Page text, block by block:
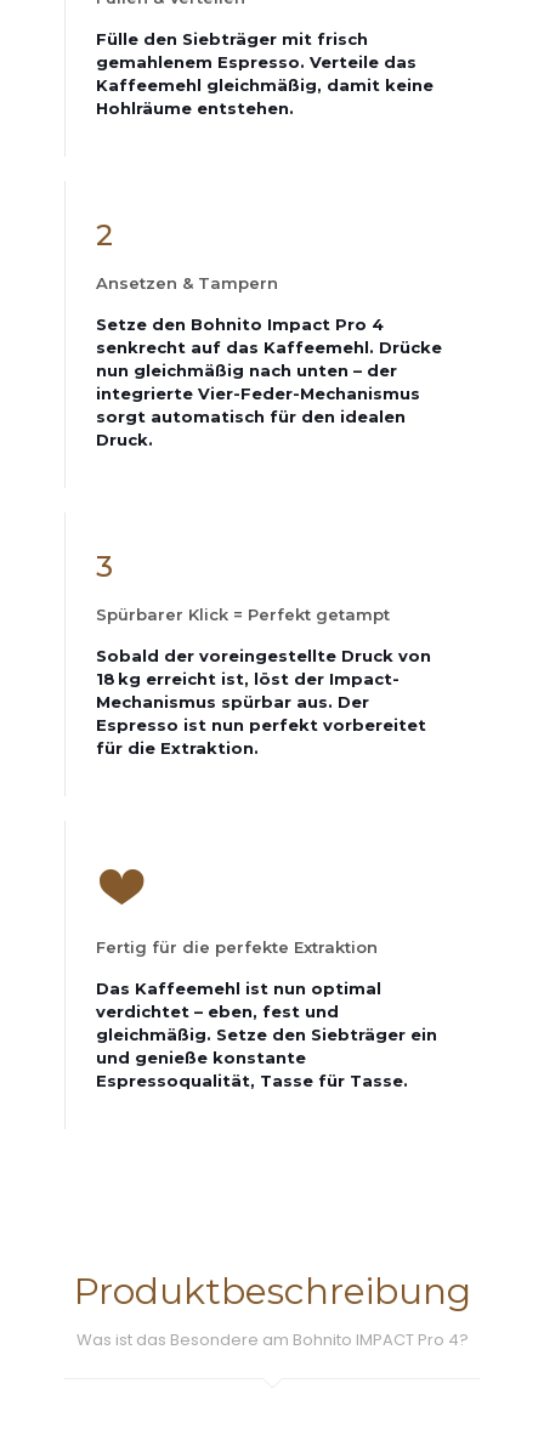
Fülle den Siebträger mit frisch
gemahlenem Espresso. Verteile das
Kaffeemehl gleichmäßig, damit keine
Hohlräume entstehen.
2
Ansetzen & Tampern
Setze den Bohnito Impact Pro 4
senkrecht auf das Kaffeemehl. Drücke
nun gleichmäßig nach unten – der
integrierte Vier-Feder-Mechanismus
sorgt automatisch für den idealen
Druck.
3
Spürbarer Klick = Perfekt getampt
Sobald der voreingestellte Druck von
18 kg erreicht ist, löst der Impact-
Mechanismus spürbar aus. Der
Espresso ist nun perfekt vorbereitet
für die Extraktion.
Fertig für die perfekte Extraktion
Das Kaffeemehl ist nun optimal
verdichtet – eben, fest und
gleichmäßig. Setze den Siebträger ein
und genieße konstante
Espressoqualität, Tasse für Tasse.
Produktbeschreibung
Was ist das Besondere am Bohnito IMPACT Pro 4?